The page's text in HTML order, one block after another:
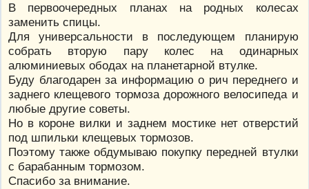
В первоочередных планах на родных колесах
заменить спицы.
Для универсальности в последующем планирую
собрать вторую пару колес на одинарных
алюминиевых ободах на планетарной втулке.
Буду благодарен за информацию о рич переднего и
заднего клещевого тормоза дорожного велосипеда и
любые другие советы.
Но в короне вилки и заднем мостике нет отверстий
под шпильки клещевых тормозов.
Поэтому также обдумываю покупку передней втулки
с барабанным тормозом.
Спасибо за внимание.